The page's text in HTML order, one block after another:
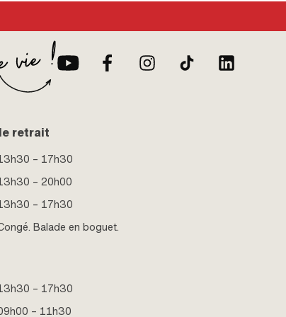
retrait
– 17h30
– 20h00
– 17h30
Balade en boguet.
– 17h30
– 11h30